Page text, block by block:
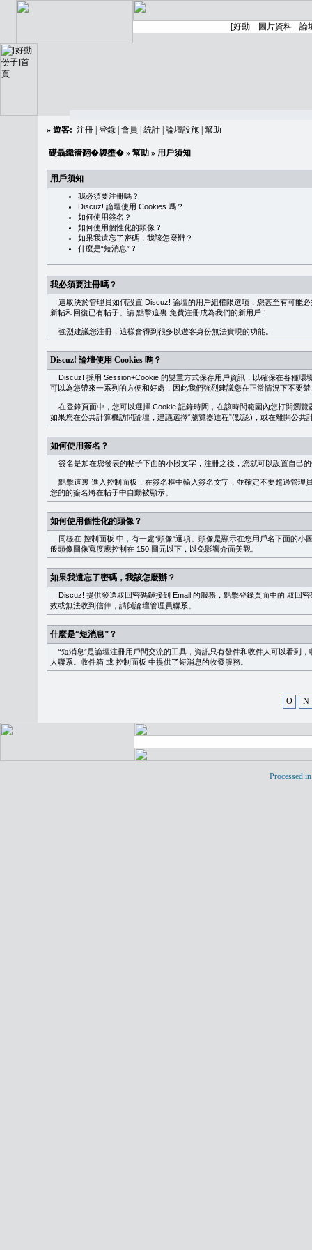
» 遊客: 注冊 登錄 會員 統計 論壇設施 幫助
礎聶織簷翻�䪖壅� » 幫助 » 用戶須知
用戶須知
我必須要注冊嗎？
Discuz! 論壇使用 Cookies 嗎？
如何使用簽名？
如何使用個性化的頭像？
如果我遺忘了密碼，我該怎麼辦？
什麼是“短消息”？
我必須要注冊嗎？
這取決於管理員如何設置 Discuz! 論壇的用戶組權限選項，您甚至有可能
新帖和回復已有帖子。請 點擊這裏 免費注冊成為我們的新用戶！
強烈建議您注冊，這樣會得到很多以遊客身份無法實現的功能。
Discuz! 論壇使用 Cookies 嗎？
Discuz! 採用 Session+Cookie 的雙重方式保存用戶資訊，以確保在各種環
可以為您帶來一系列的方便和好處，因此我們強烈建議您在正常情況下不要
在登錄頁面中，您可以選擇 Cookie 記錄時間，在該時間範圍內您打開瀏
如果您在公共計算機訪問論壇，建議選擇“瀏覽器進程”(默認)，或在離開公共
如何使用簽名？
簽名是加在您發表的帖子下面的小段文字，注冊之後，您就可以設置自己
點擊這裏 進入控制面板，在簽名框中輸入簽名文字，並確定不要超過管
您的的簽名將在帖子中自動被顯示。
如何使用個性化的頭像？
同樣在 控制面板 中，有一處“頭像”選項。頭像是顯示在您用戶名下面的
般頭像圖像寬度應控制在 150 圖元以下，以免影響介面美觀。
如果我遺忘了密碼，我該怎麼辦？
Discuz! 提供發送取回密碼鏈接到 Email 的服務，點擊登錄頁面中的 取回密
效或無法收到信件，請與論壇管理員聯系。
什麼是“短消息”？
“短消息”是論壇注冊用戶間交流的工具，資訊只有發件和收件人可以看到
人聯系。 收件箱 或 控制面板 中提供了短消息的收發服務。
O N
Processed